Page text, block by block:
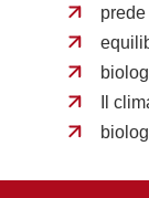
prede
Il